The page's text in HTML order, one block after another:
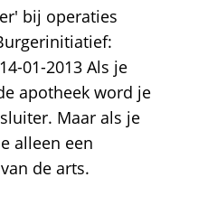
bij operaties
01-2013 Als je
apotheek word je
Maar als je
alleen een
de arts.